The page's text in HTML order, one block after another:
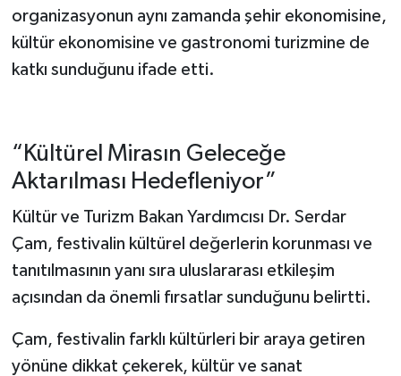
organizasyonun aynı zamanda şehir ekonomisine,
kültür ekonomisine ve gastronomi turizmine de
katkı sunduğunu ifade etti.
“Kültürel Mirasın Geleceğe
Aktarılması Hedefleniyor”
Kültür ve Turizm Bakan Yardımcısı Dr. Serdar
Çam, festivalin kültürel değerlerin korunması ve
tanıtılmasının yanı sıra uluslararası etkileşim
açısından da önemli fırsatlar sunduğunu belirtti.
Çam, festivalin farklı kültürleri bir araya getiren
yönüne dikkat çekerek, kültür ve sanat